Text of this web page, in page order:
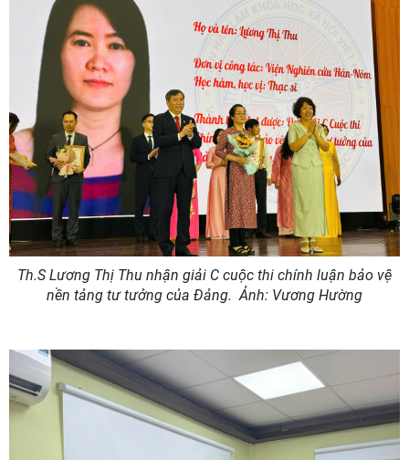
Th.S Lương Thị Thu nhận giải C cuộc thi chính luận bảo vệ
nền tảng tư tưởng của Đảng.Ảnh: Vương Hường